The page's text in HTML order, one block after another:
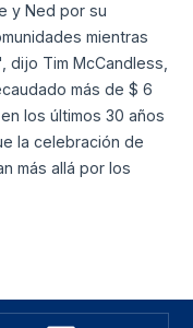
y Ned por su
mientras
dijo Tim McCandless,
más de $ 6
los últimos 30 años
la celebración de
más allá por los